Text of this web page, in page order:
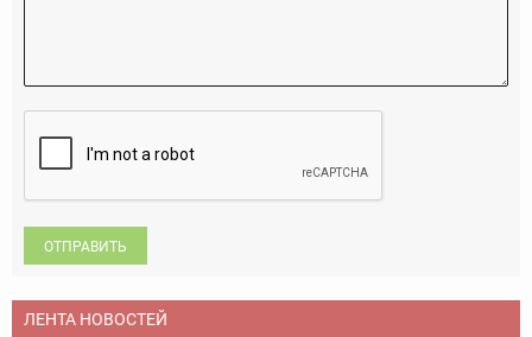
ОТПРАВИТЬ
ЛЕНТА НОВОСТЕЙ